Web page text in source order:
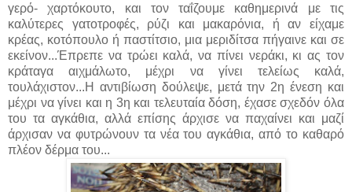
γερό- χαρτόκουτο, και τον ταΐζουμε καθημερινά με τις
καλύτερες γατοτροφές, ρύζι και μακαρόνια, ή αν είχαμε
κρέας, κοτόπουλο ή παστίτσιο, μια μεριδίτσα πήγαινε και σε
εκείνον...Έπρεπε να τρώει καλά, να πίνει νεράκι, κι ας τον
κράταγα αιχμάλωτο, μέχρι να γίνει τελείως καλά,
τουλάχιστον...Η αντιβίωση δούλεψε, μετά την 2η ένεση και
μέχρι να γίνει και η 3η και τελευταία δόση, έχασε σχεδόν όλα
του τα αγκάθια, αλλά επίσης άρχισε να παχαίνει και μαζί
άρχισαν να φυτρώνουν τα νέα του αγκάθια, από το καθαρό
πλέον δέρμα του...